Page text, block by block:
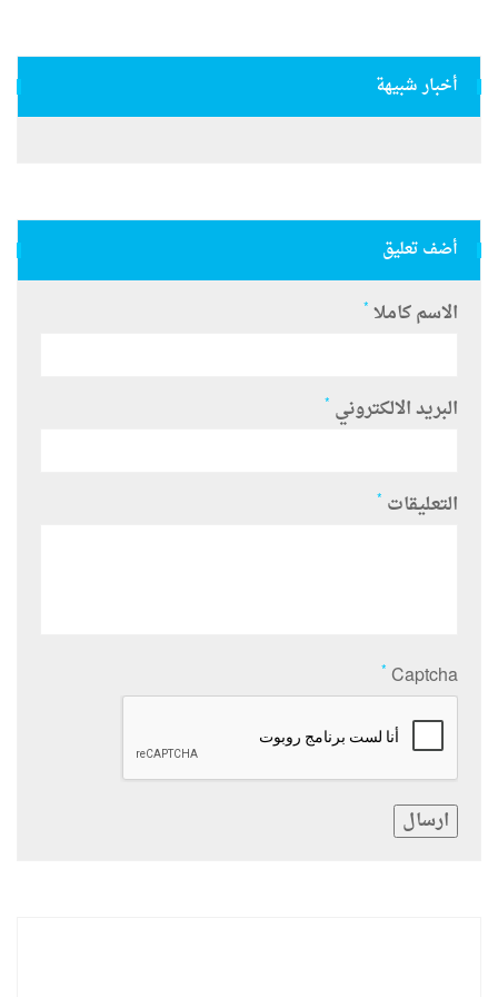
أخبار شبيهة
أضف تعليق
الاسم كاملا *
البريد الالكتروني *
التعليقات *
Captcha
*
ارسال